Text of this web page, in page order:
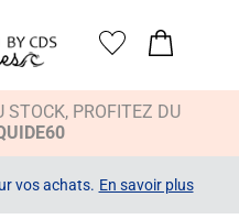
STOCK, PROFITEZ DU
vos achats. En savoir plus